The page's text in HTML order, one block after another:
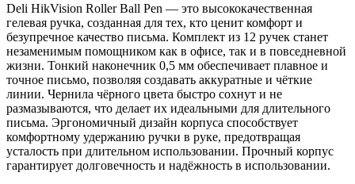
Deli HikVision Roller Ball Pen — это высококачественная
гелевая ручка, созданная для тех, кто ценит комфорт и
безупречное качество письма. Комплект из 12 ручек станет
незаменимым помощником как в офисе, так и в повседневной
жизни. Тонкий наконечник 0,5 мм обеспечивает плавное и
точное письмо, позволяя создавать аккуратные и чёткие
линии. Чернила чёрного цвета быстро сохнут и не
размазываются, что делает их идеальными для длительного
письма. Эргономичный дизайн корпуса способствует
комфортному удержанию ручки в руке, предотвращая
усталость при длительном использовании. Прочный корпус
гарантирует долговечность и надёжность в использовании.